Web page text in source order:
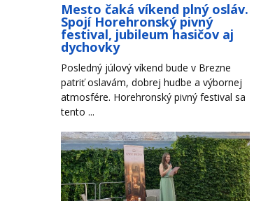
Mesto čaká víkend plný osláv.
Spojí Horehronský pivný
festival, jubileum hasičov aj
dychovky
Posledný júlový víkend bude v Brezne
patriť oslavám, dobrej hudbe a výbornej
atmosfére. Horehronský pivný festival sa
tento ...